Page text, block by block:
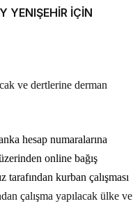
YENIŞEHİR İÇİN
ve dertlerine derman
hesap numaralarına
online bağış
tarafından kurban çalışması
çalışma yapılacak ülke ve